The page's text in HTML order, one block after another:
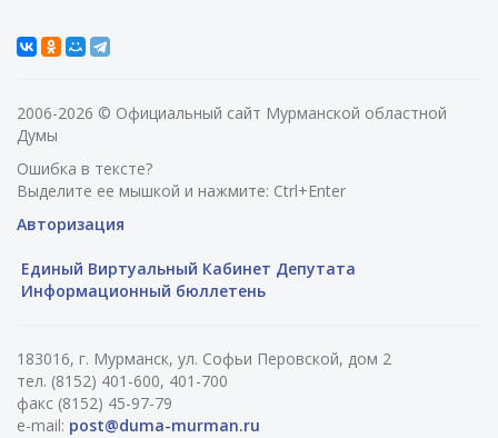
2006-2026 © Официальный сайт Мурманской областной
Думы
Ошибка в тексте?
Выделите ее мышкой и нажмите: Ctrl+Enter
Авторизация
Единый Виртуальный Кабинет Депутата
Информационный бюллетень
183016, г. Мурманск, ул. Софьи Перовской, дом 2
тел. (8152) 401-600, 401-700
факс (8152) 45-97-79
e-mail: post@duma-murman.ru